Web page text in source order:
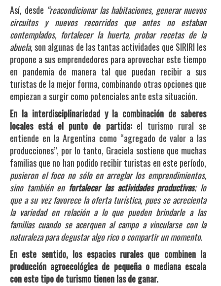
Así, desde “reacondicionar las habitaciones, generar nuevos
circuitos y nuevos recorridos que antes no estaban
contemplados, fortalecer la huerta, probar recetas de la
abuela, son algunas de las tantas actividades que SIRIRI les
propone a sus emprendedores para aprovechar este tiempo
en pandemia de manera tal que puedan recibir a sus
turistas de la mejor forma, combinando otras opciones que
empiezan a surgir como potenciales ante esta situación.
En la interdisciplinariedad y la combinación de saberes
locales está el punto de partida:el turismo rural se
entiende en la Argentina como “agregado de valor a las
producciones”, por lo tanto, Graciela sostiene que muchas
familias que no han podido recibir turistas en este período,
pusieron el foco no sólo en arreglar los emprendimientos,
sino también en fortalecer las actividades productivas; lo
que a su vez favorece la oferta turística, pues se acrecienta
la variedad en relación a lo que pueden brindarle a las
familias cuando se acerquen al campo a vincularse con la
naturaleza para degustar algo rico o compartir un momento.
En este sentido, los espacios rurales que combinen la
producción agroecológica de pequeña o mediana escala
con este tipo de turismo tienen las de ganar.